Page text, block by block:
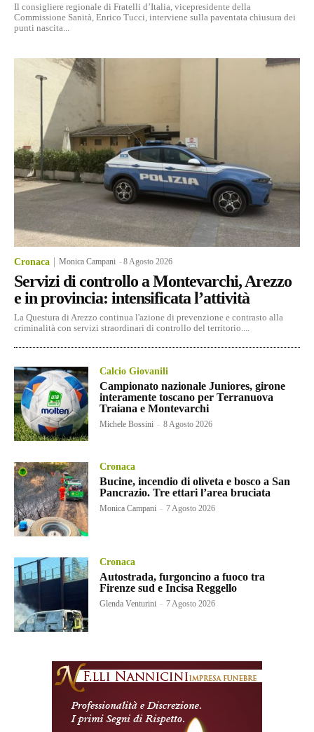
Il consigliere regionale di Fratelli d’Italia, vicepresidente della
Commissione Sanità, Enrico Tucci, interviene sulla paventata chiusura dei
punti nascita...
Cronaca Monica Campani -8 Agosto 2026
Servizi di controllo a Montevarchi, Arezzo
e in provincia: intensificata l’attività
La Questura di Arezzo continua l'azione di prevenzione e contrasto alla
criminalità con servizi straordinari di controllo del territorio....
Calcio Giovanili
Campionato nazionale Juniores, girone
interamente toscano per Terranuova
Traiana e Montevarchi
Michele Bossini - 8 Agosto 2026
Cronaca
Bucine, incendio di oliveta e bosco a San
Pancrazio. Tre ettari l’area bruciata
Monica Campani - 7 Agosto 2026
Cronaca
Autostrada, furgoncino a fuoco tra
Firenze sud e Incisa Reggello
Glenda Venturini - 7 Agosto 2026